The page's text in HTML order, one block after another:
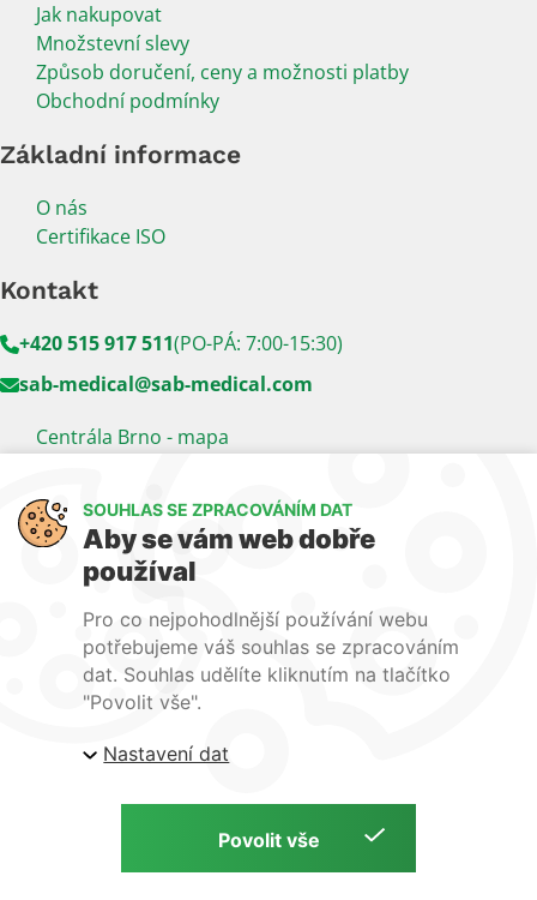
Jak nakupovat
Množstevní slevy
Způsob doručení, ceny a možnosti platby
Obchodní podmínky
Základní informace
O nás
Certifikace ISO
Kontakt
+420 515 917 511(PO-PÁ: 7:00-15:30)
sab-medical@sab-medical.com
Centrála Brno - mapa
Sledujte nás
LinkedIn Facebook
Naše další weby:
www.lecba-rakoviny.com
www.lecba-bolesti.com
Copyright © S. A. B. Medical, 2026 | Zdravotnická technika a potřeby
SOUHLAS SE ZPRACOVÁNÍM DAT
Aby se vám web dobře
používal
Pro co nejpohodlnější používání webu
potřebujeme váš souhlas se zpracováním
dat. Souhlas udělíte kliknutím na tlačítko
"Povolit vše".
Nastavení dat